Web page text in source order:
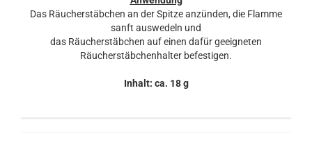
Das Räucherstäbchen an der Spitze anzünden, die Flamme
sanft auswedeln und
das Räucherstäbchen auf einen dafür geeigneten
Räucherstäbchenhalter befestigen.
Inhalt: ca. 18 g